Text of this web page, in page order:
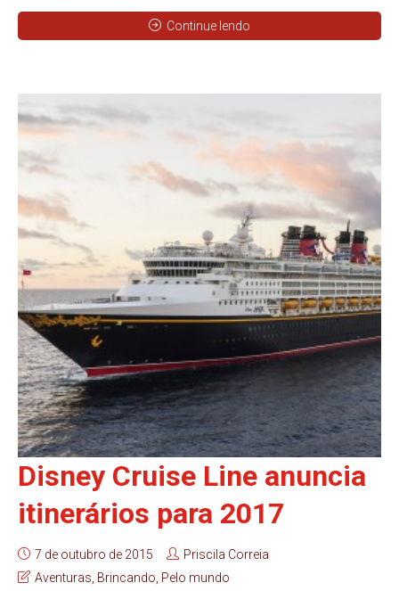
Continue lendo
Disney Cruise Line anuncia
itinerários para 2017
7 de outubro de 2015
Priscila Correia
Aventuras Brincando Pelo mundo